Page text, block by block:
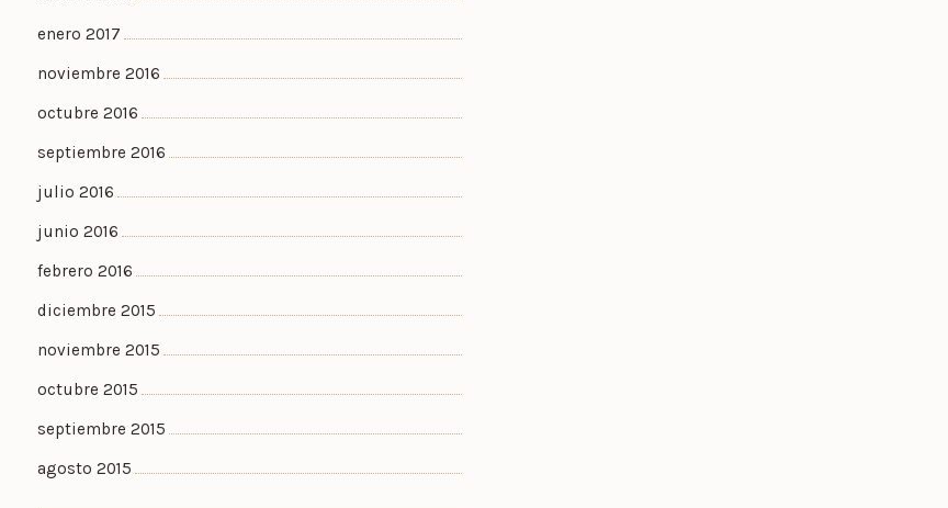
enero 2017
noviembre 2016
octubre 2016
septiembre 2016
julio 2016
junio 2016
febrero 2016
diciembre 2015
noviembre 2015
octubre 2015
septiembre 2015
agosto 2015